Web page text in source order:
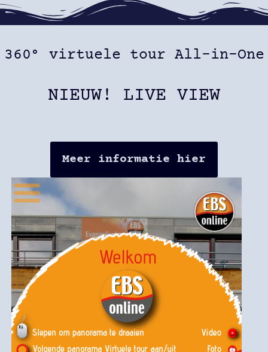
360° virtuele tour All-in-One
NIEUW! LIVE VIEW
Meer informatie hier